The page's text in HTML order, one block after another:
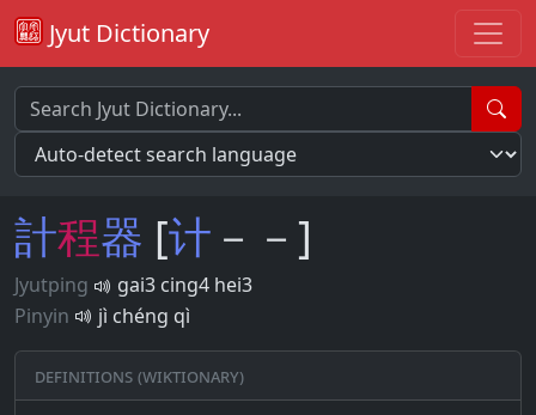
Jyut Dictionary
計程器 [计 －－]
Jyutping
gai3 cing4 hei3
Pinyin
jì chéng qì
Definitions (Wiktionary)